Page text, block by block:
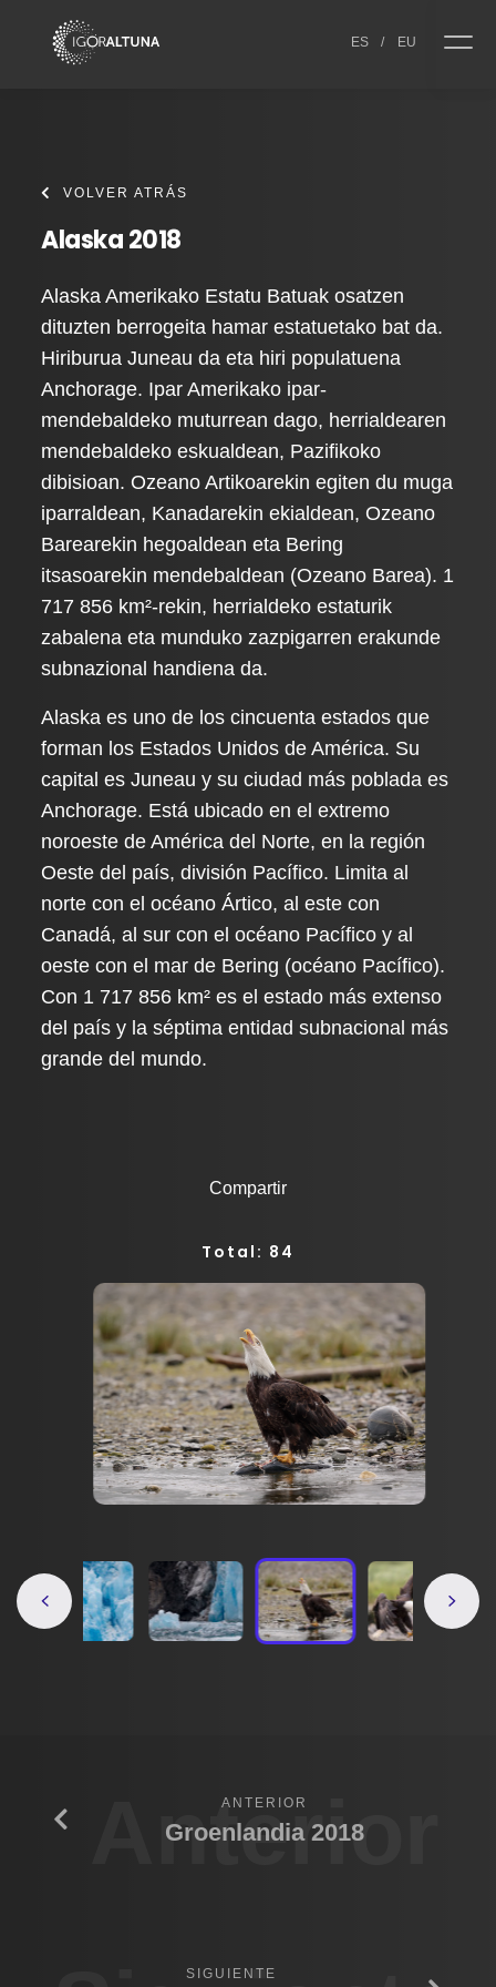
ES / EU
VOLVER ATRÁS
Alaska 2018
Alaska Amerikako Estatu Batuak osatzen
dituzten berrogeita hamar estatuetako bat da.
Hiriburua Juneau da eta hiri populatuena
Anchorage. Ipar Amerikako ipar-
mendebaldeko muturrean dago, herrialdearen
mendebaldeko eskualdean, Pazifikoko
dibisioan. Ozeano Artikoarekin egiten du muga
iparraldean, Kanadarekin ekialdean, Ozeano
Barearekin hegoaldean eta Bering
itsasoarekin mendebaldean (Ozeano Barea). 1
717 856 km²-rekin, herrialdeko estaturik
zabalena eta munduko zazpigarren erakunde
subnazional handiena da.
Alaska es uno de los cincuenta estados que
forman los Estados Unidos de América. Su
capital es Juneau y su ciudad más poblada es
Anchorage. Está ubicado en el extremo
noroeste de América del Norte, en la región
Oeste del país, división Pacífico. Limita al
norte con el océano Ártico, al este con
Canadá, al sur con el océano Pacífico y al
oeste con el mar de Bering (océano Pacífico).
Con 1 717 856 km² es el estado más extenso
del país y la séptima entidad subnacional más
grande del mundo.
Compartir
Total: 84
Anterior
ANTERIOR
Groenlandia 2018
SIGUIENTE